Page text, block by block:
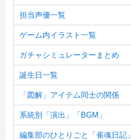
担当声優一覧
ゲーム内イラスト一覧
ガチャシミュレーターまとめ
誕生日一覧
「図解」アイテム同士の関係
系統別「演出」「BGM」
編集部のひとりごと「雀魂日記」